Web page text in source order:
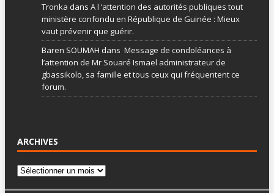
Tronka dans A l ‘attention des autorités publiques tout
ministère confondu en République de Guinée : Mieux
vaut prévenir que guérir.
Baren SOUMAH dans Message de condoléances à
l’attention de Mr Souaré Ismael administrateur de
gbassikolo, sa famille et tous ceux qui fréquentent ce
forum.
ARCHIVES